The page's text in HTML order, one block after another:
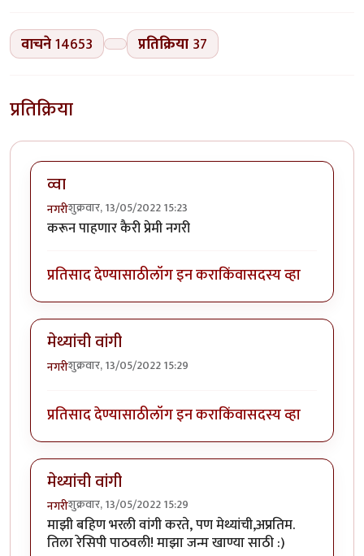
वाचने14653 प्रतिक्रिया 37
प्रतिक्रिया
व्वा
नगरीशुक्रवार, 13/05/2022 15:23
करून पाहणार कैरी प्रेमी नगरी
प्रतिसाद देण्यासाठीलॉग इन कराकिंवासदस्य व्हा
मेथ्यांची वांगी
नगरीशुक्रवार, 13/05/2022 15:29
प्रतिसाद देण्यासाठीलॉग इन कराकिंवासदस्य व्हा
मेथ्यांची वांगी
नगरीशुक्रवार, 13/05/2022 15:29
माझी बहिण भरली वांगी करते, पण मेथ्यांची,अप्रतिम.
तिला रेसिपी पाठवली! माझा जन्म खाण्या साठी :)